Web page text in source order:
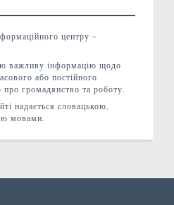
центру –
важливу інформацію щодо
або постійного
громадянство та роботу.
надається словацькою,
мовами.